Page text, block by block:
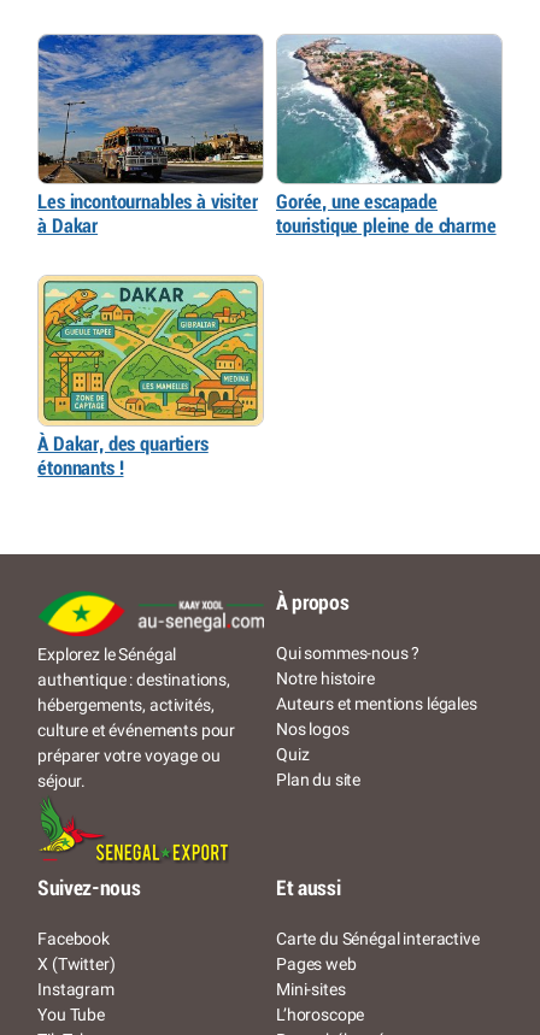
Les incontournables à visiter
à Dakar
Gorée, une escapade
touristique pleine de charme
À Dakar, des quartiers
étonnants !
Explorez le Sénégal
authentique : destinations,
hébergements, activités,
culture et événements pour
préparer votre voyage ou
séjour.
À propos
Qui sommes-nous ?
Notre histoire
Auteurs et mentions légales
Nos logos
Quiz
Plan du site
Suivez-nous
Facebook
X (Twitter)
Instagram
You Tube
Et aussi
Carte du Sénégal interactive
Pages web
Mini-sites
L’horoscope